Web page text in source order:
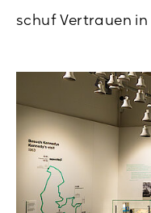
schuf Vertrauen